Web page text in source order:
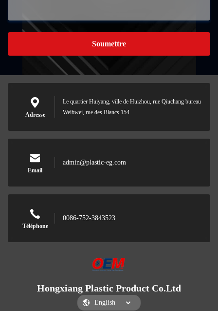
Soumettre
Adresse
Le quartier Huiyang, ville de Huizhou, rue Qiuchang bureau
Weibwei, rue des Blancs 154
Email
admin@plastic-eg.com
Téléphone
0086-752-3843523
Hongxiang Plastic Product Co.Ltd